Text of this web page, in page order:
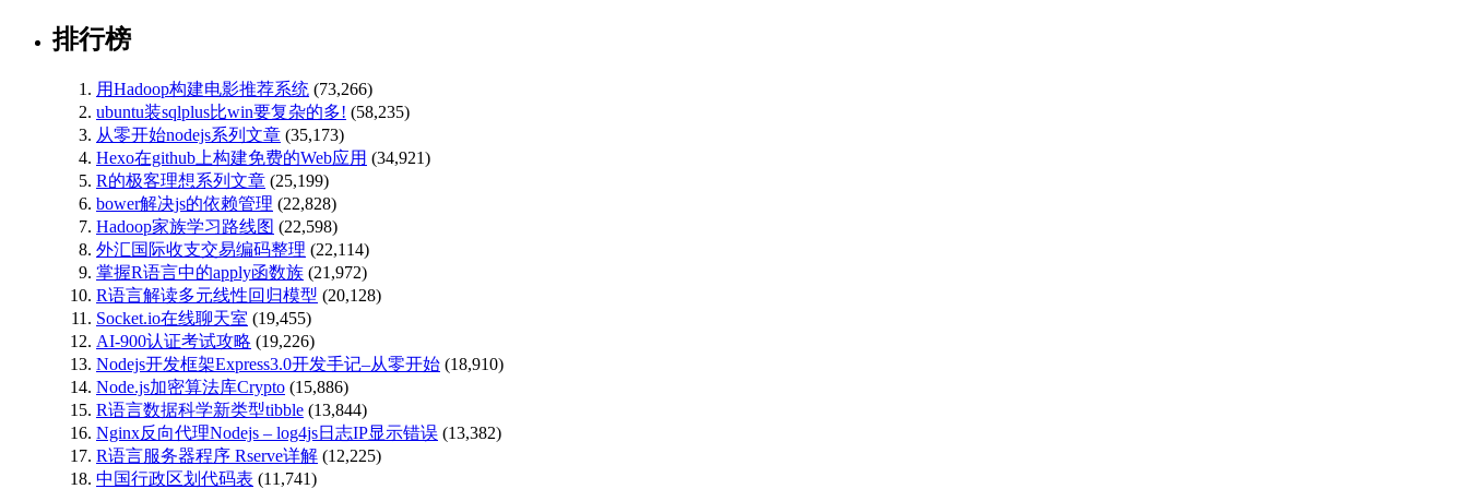
排行榜
用Hadoop构建电影推荐系统 (73,266)
ubuntu装sqlplus比win要复杂的多! (58,235)
从零开始nodejs系列文章 (35,173)
Hexo在github上构建免费的Web应用 (34,921)
R的极客理想系列文章 (25,199)
bower解决js的依赖管理 (22,828)
Hadoop家族学习路线图 (22,598)
外汇国际收支交易编码整理 (22,114)
掌握R语言中的apply函数族 (21,972)
R语言解读多元线性回归模型 (20,128)
Socket.io在线聊天室 (19,455)
AI-900认证考试攻略 (19,226)
Nodejs开发框架Express3.0开发手记–从零开始 (18,910)
Node.js加密算法库Crypto (15,886)
R语言数据科学新类型tibble (13,844)
Nginx反向代理Nodejs – log4js日志IP显示错误 (13,382)
R语言服务器程序 Rserve详解 (12,225)
中国行政区划代码表 (11,741)